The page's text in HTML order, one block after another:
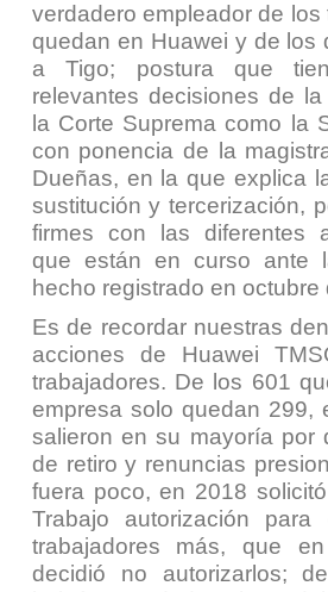
verdadero empleador de los
quedan en Huawei y de los
a Tigo; postura que
relevantes decisiones de
la Corte Suprema como la
con ponencia de la
Dueñas, en la que explica
sustitución y tercerización,
firmes con las diferentes
que están en curso ante
hecho registrado en octubre
Es de recordar nuestras
acciones de Huawei
trabajadores. De los 601
empresa solo quedan 299,
salieron en su mayoría por
de retiro y renuncias
fuera poco, en 2018
Trabajo autorización
trabajadores más, que
decidió no autorizarlos;